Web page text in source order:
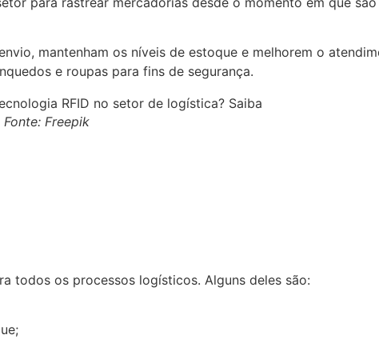
mantenham os níveis de estoque e melhorem o
e roupas para fins de segurança.
Fonte: Freepik
todos os processos logísticos. Alguns deles são: